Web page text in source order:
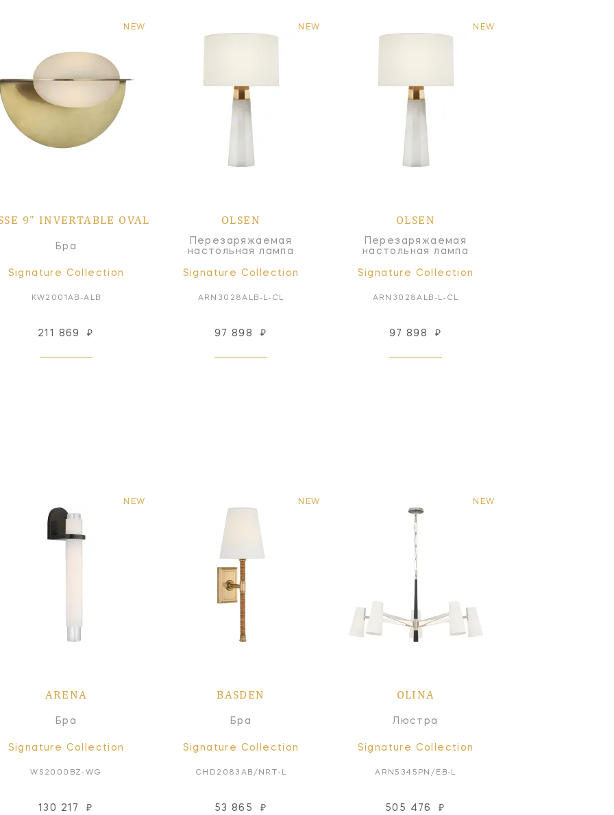
NEW
9" INVERTABLE OVAL
Бра
Signature Collection
KW2001AB-ALB
211 869 ₽
NEW
OLSEN
Перезаряжаемая
настольная лампа
Signature Collection
ARN3028ALB-L-CL
97 898 ₽
NEW
OLSEN
Перезаряжаемая
настольная лампа
Signature Collection
ARN3028ALB-L-CL
97 898 ₽
NEW
ARENA
Бра
Signature Collection
WS2000BZ-WG
130 217 ₽
NEW
BASDEN
Бра
Signature Collection
CHD2083AB/NRT-L
53 865 ₽
NEW
OLINA
Люстра
Signature Collection
ARN5345PN/EB-L
505 476 ₽